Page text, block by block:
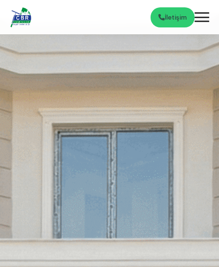
İletişim